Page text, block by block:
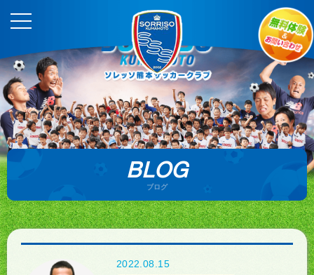
BLOG
ブログ
2022.08.15